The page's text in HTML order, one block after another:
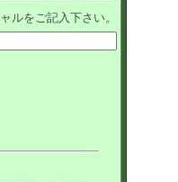
ルをご記入下さい。